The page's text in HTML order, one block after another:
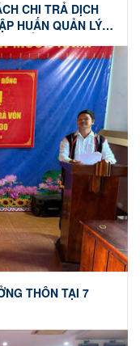
CHI TRẢ DỊCH
HUẤN QUẢN LÝ,
TRIỂN SINH KẾ
THÔN TẠI 7